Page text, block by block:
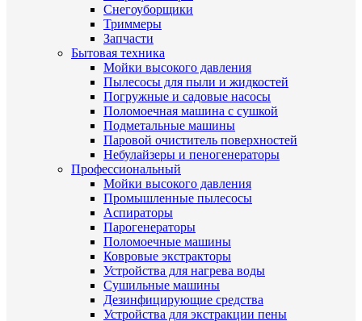
Снегоуборщики
Триммеры
Запчасти
Бытовая техника
Мойки высокого давления
Пылесосы для пыли и жидкостей
Погружные и садовые насосы
Поломоечная машина с сушкой
Подметальные машины
Паровой очиститель поверхностей
Небулайзеры и пеногенераторы
Профессиональный
Мойки высокого давления
Промышленные пылесосы
Аспираторы
Парогенераторы
Поломоечные машины
Ковровые экстракторы
Устройства для нагрева воды
Сушильные машины
Дезинфицирующие средства
Устройства для экстракции пены